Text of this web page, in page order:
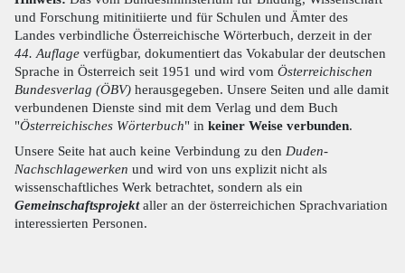
und Forschung mitinitiierte und für Schulen und Ämter des
Landes verbindliche Österreichische Wörterbuch, derzeit in der
44. Auflage verfügbar, dokumentiert das Vokabular der deutschen
Sprache in Österreich seit 1951 und wird vom Österreichischen
Bundesverlag (ÖBV) herausgegeben. Unsere Seiten und alle damit
verbundenen Dienste sind mit dem Verlag und dem Buch
"Österreichisches Wörterbuch" in keiner Weise verbunden.
Unsere Seite hat auch keine Verbindung zu den Duden-
Nachschlagewerken und wird von uns explizit nicht als
wissenschaftliches Werk betrachtet, sondern als ein
Gemeinschaftsprojektaller an der österreichichen Sprachvariation
interessierten Personen.